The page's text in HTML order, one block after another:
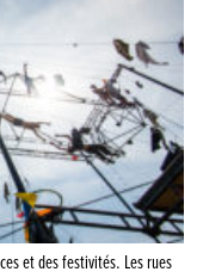
et des festivités. Les rues